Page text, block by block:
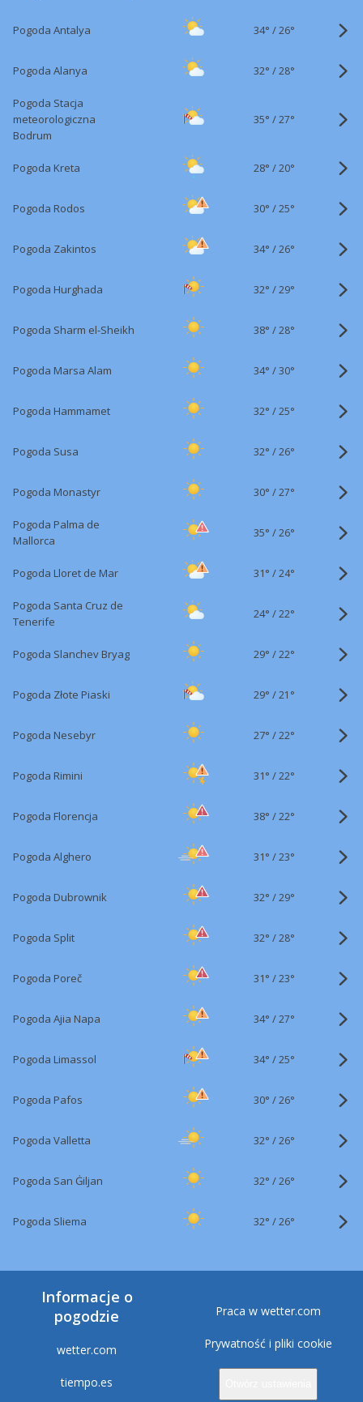
Pogoda Antalya 34° /26°
Pogoda Alanya 32° /28°
Pogoda Stacja
meteorologiczna
Bodrum
35° /27°
Pogoda Kreta 28° /20°
Pogoda Rodos 30° /25°
Pogoda Zakintos 34° /26°
Pogoda Hurghada 32° /29°
Pogoda Sharm el-Sheikh 38° /28°
Pogoda Marsa Alam 34° /30°
Pogoda Hammamet 32° /25°
Pogoda Susa 32° /26°
Pogoda Monastyr 30° /27°
Pogoda Palma de
Mallorca
35° /26°
Pogoda Lloret de Mar 31° /24°
Pogoda Santa Cruz de
Tenerife
24° /22°
Pogoda Slanchev Bryag 29° /22°
Pogoda Złote Piaski 29° /21°
Pogoda Nesebyr 27° /22°
Pogoda Rimini 31° /22°
Pogoda Florencja 38° /22°
Pogoda Alghero 31° /23°
Pogoda Dubrownik 32° /29°
Pogoda Split 32° /28°
Pogoda Poreč 31° /23°
Pogoda Ajia Napa 34° /27°
Pogoda Limassol 34° /25°
Pogoda Pafos 30° /26°
Pogoda Valletta 32° /26°
Pogoda San Ġiljan 32° /26°
Pogoda Sliema 32° /26°
Informacje o
pogodzie
wetter.com
tiempo.es
Praca w wetter.com
Prywatność i pliki cookie